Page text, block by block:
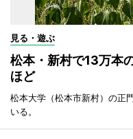
見る・遊ぶ
松本・新村で13万本
ほど
松本大学（松本市新村）の正
いる。